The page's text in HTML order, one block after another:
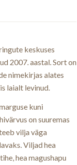
keskuses
2007. aastal. Sort on
nimekirjas alates
laialt levinud.
kuni
on suuremas
vilja väga
Viljad hea
hea magushapu